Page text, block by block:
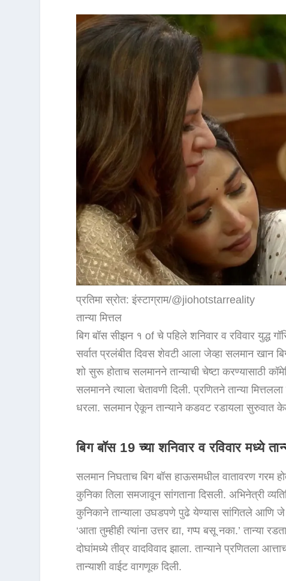
प्रतिमा स्रोत: इंस्टाग्राम/@jiohotstarreality
तान्या मित्तल
बिग बॉस सीझन १ of चे पहिले शनिवार व रविवार युद्ध
सर्वात प्रलंबीत दिवस शेवटी आला जेव्हा सलमान खान
शो सुरू होताच सलमानने तान्याची चेष्टा करण्यासाठी
सलमानने त्याला चेतावणी दिली. प्रणितने तान्या
धरला. सलमान ऐकून तान्याने कडवट रडायला सुरुवात
बिग बॉस 19 च्या शनिवार व रविवार मध्ये
सलमान निघताच बिग बॉस हाऊसमधील वातावरण गरम
कुनिका तिला समजावून सांगताना दिसली. अभिनेत्री
कुनिकाने तान्याला उघडपणे पुढे येण्यास सांगितले आणि जे
‘आता तुम्हीही त्यांना उत्तर द्या, गप्प बसू नका.’ तान्या
दोघांमध्ये तीव्र वादविवाद झाला. तान्याने प्रणितला
तान्याशी वाईट वागणूक दिली.